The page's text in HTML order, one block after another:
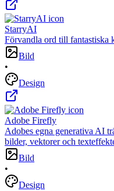
StarryAI
Förvandla ord till fantastiska
Bild
•
Design
Adobe Firefly
Adobes egna generativa AI
bilder, vektorer och
Bild
•
Design